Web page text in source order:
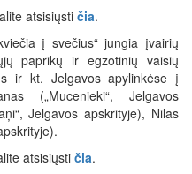
atsisiųsti čia.
į svečius“ jungia įvairių
paprikų ir egzotinių vaisių
ir kt. Jelgavos apylinkėse į
(„Mucenieki“, Jelgavos
Jelgavos apskrityje), Nilas
atsisiųsti čia.